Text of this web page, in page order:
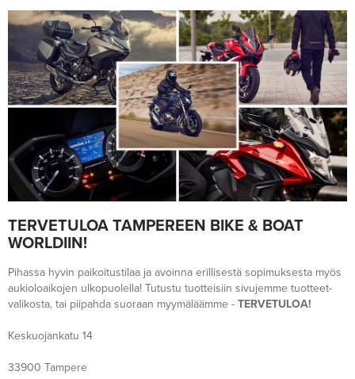
TERVETULOA TAMPEREEN BIKE & BOAT
WORLDIIN!
Pihassa hyvin paikoitustilaa ja avoinna erillisestä sopimuksesta myös
aukioloaikojen ulkopuolella! Tutustu tuotteisiin sivujemme tuotteet-
valikosta, tai piipahda suoraan myymäläämme - TERVETULOA!
Keskuojankatu 14
33900 Tampere